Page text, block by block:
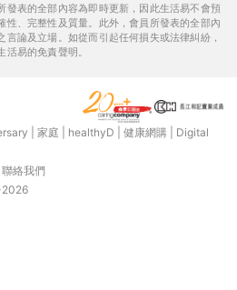
發表的全部內容為即時更新，因此生活易不會預
性、完整性及質量。此外，會員所發表的全部內
論及立場。如從而引起任何損失或法律糾紛，
易的免責聲明。
家庭 healthyD 健康網購
Digital
聯絡我們